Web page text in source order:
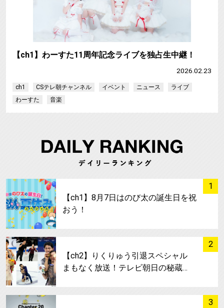
【ch1】わーすた11周年記念ライブを独占生中継！
2026.02.23
ch1 CSテレ朝チャンネル イベント ニュース
ライブ
わーすた
音楽
1
サムネイル
【ch1】8月7日はのび太の誕生日を祝
おう！
2
サムネイル
【ch2】りくりゅう引退スペシャル
まもなく放送！テレビ朝日の秘蔵…
3